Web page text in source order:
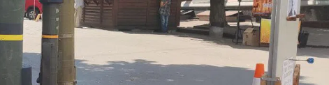
ВНАСЛІДОК ПОРАНЕНЬ, ОТРИМАНИХ НА ВІЙНІ,
ПОМЕР ВОЇН ЮРІЙ ВОЙТИК
25 листопада 2025